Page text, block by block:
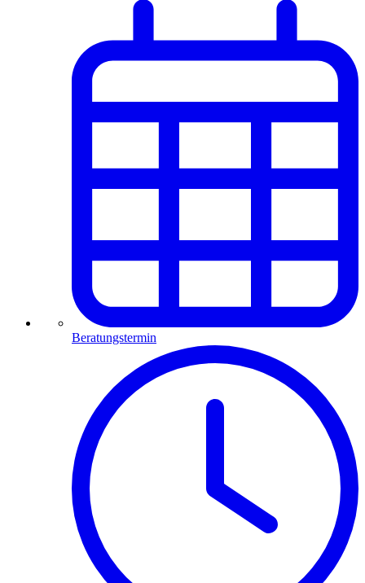
Beratungstermin